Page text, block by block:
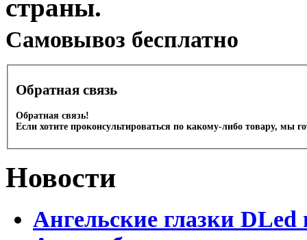
страны.
Cамовывоз бесплатно
Обратная связь
Обратная связь!
Если хотите проконсультироваться по какому-либо товару, мы
Новости
Ангельские глазки DLed